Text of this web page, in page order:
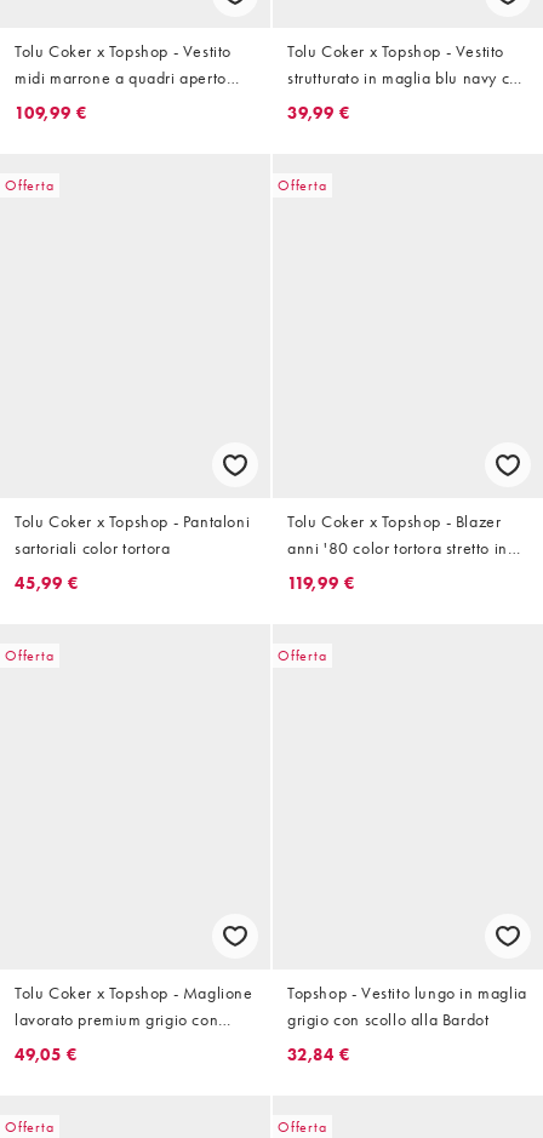
Tolu Coker x Topshop - Vestito
midi marrone a quadri aperto
dietro
109,99 €
Tolu Coker x Topshop - Vestito
strutturato in maglia blu navy con
maniche ovoidali
39,99 €
Offerta
Tolu Coker x Topshop - Pantaloni
sartoriali color tortora
45,99 €
Offerta
Tolu Coker x Topshop - Blazer
anni '80 color tortora stretto in
vita
119,99 €
Offerta
Tolu Coker x Topshop - Maglione
lavorato premium grigio con
maniche ovoidali in lana
49,05 €
Offerta
Topshop - Vestito lungo in maglia
grigio con scollo alla Bardot
32,84 €
Offerta Offerta